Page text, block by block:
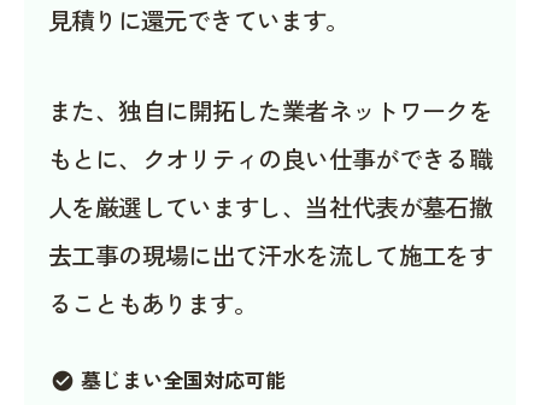
見積りに還元できています。
また、独自に開拓した業者ネットワークを
もとに、クオリティの良い仕事ができる職
人を厳選していますし、当社代表が墓石撤
去工事の現場に出て汗水を流して施工をす
ることもあります。
check_circle 墓じまい全国対応可能